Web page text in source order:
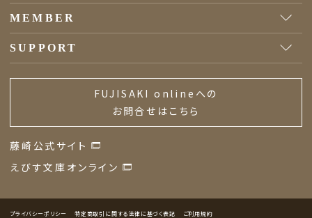
MEMBER
SUPPORT
FUJISAKI onlineへの
お問合せはこちら
藤崎公式サイト
えびす文庫オンライン
プライバシーポリシー 特定商取引に関する法律に基づく表記 ご利用規約